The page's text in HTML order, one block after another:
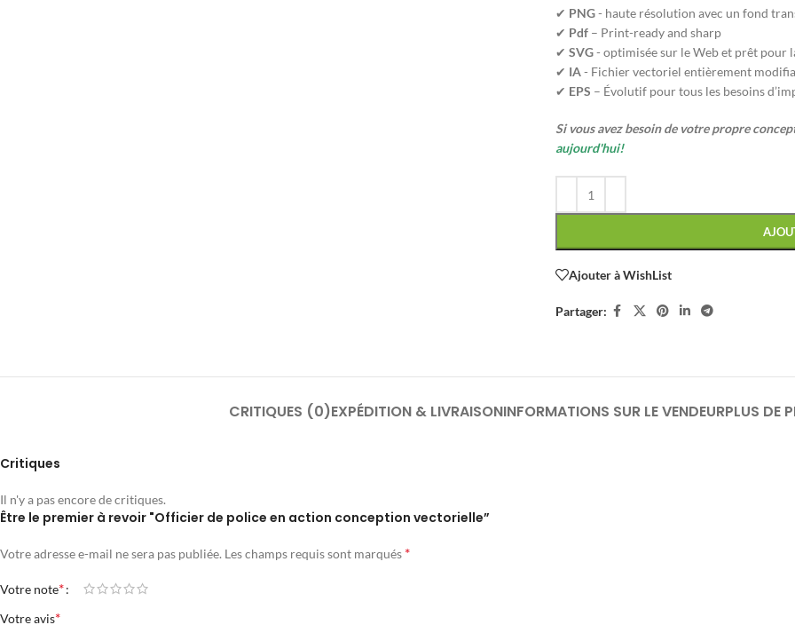
✔ PNG- haute résolution avec un fond
✔ Pdf – Print-ready and sharp
✔ SVG- optimisée sur le Web et prêt pour
✔ IA- Fichier vectoriel entièrement
✔ EPS – Évolutif pour tous les besoins
Si vous avez besoin de votre propre
aujourd'hui!
Ajouter à WishList
Partager:
CRITIQUES (0)EXPÉDITION & LIVRAISONINFORMATIONS SUR LE VENDEURPLUS DE
Critiques
Il n'y a pas encore de critiques.
Être le premier à revoir "Officier de police en action conception vectorielle”
Votre adresse e-mail ne sera pas publiée. Les champs requis sont marqués *
Votre note*
Votre avis*